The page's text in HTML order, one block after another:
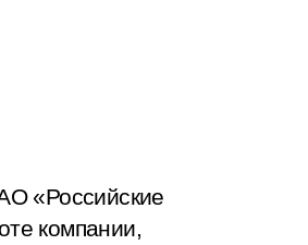
«Российские
компании,